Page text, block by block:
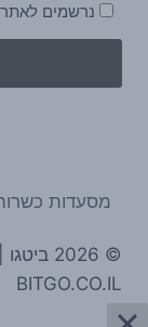
נרשמים לאתר
מסעדות
© 2026
BITGO.CO.IL